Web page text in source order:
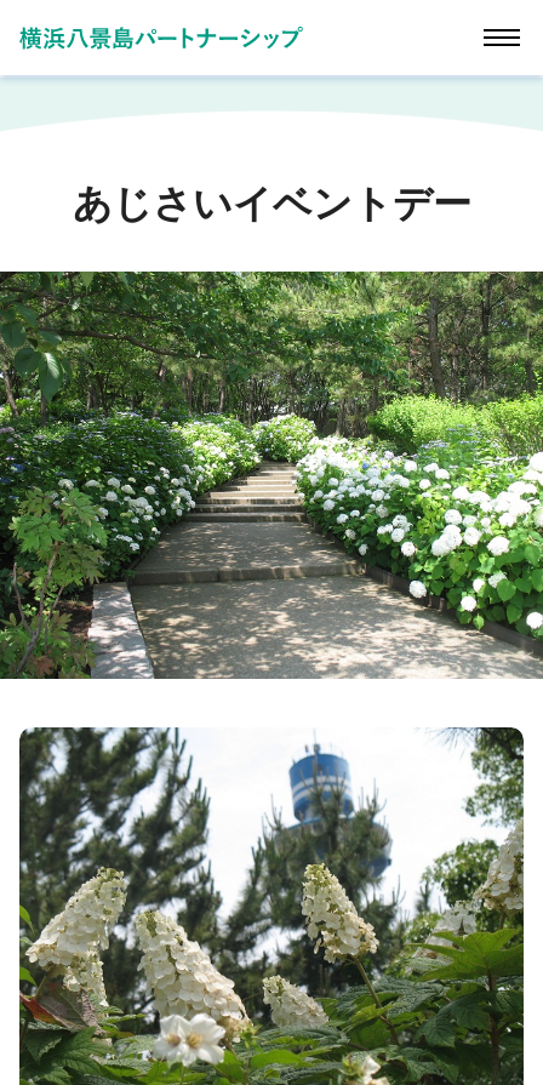
あじさいイベントデー